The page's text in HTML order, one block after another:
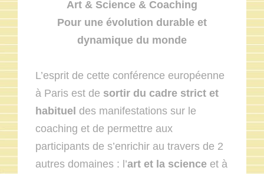
Art & Science & Coaching
Pour une évolution durable et
dynamique du monde
L’esprit de cette conférence européenne
à Paris est de sortir du cadre strict et
habituel des manifestations sur le
coaching et de permettre aux
participants de s’enrichir au travers de 2
autres domaines : l’art et la science et à